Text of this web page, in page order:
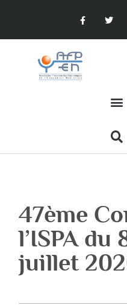
47ème
l’ISPA du
juillet